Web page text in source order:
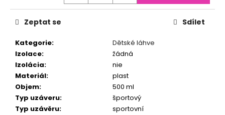
Kategorie:
Dětské láhve
Izolace:
žádná
Izolácia:
nie
Materiál:
plast
Objem:
500 ml
Typ uzáveru:
športový
Typ uzávěru:
sportovní
Zeptat se Sdílet
VESSEL
600
TROPICAL
MELON
890
Kč